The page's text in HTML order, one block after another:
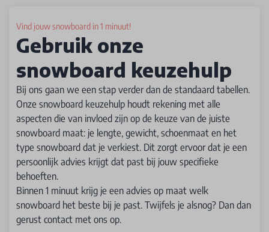
Vind jouw snowboard in 1 minuut!
Gebruik onze
snowboard keuzehulp
Bij ons gaan we een stap verder dan de standaard tabellen.
Onze snowboard keuzehulp houdt rekening met alle
aspecten die van invloed zijn op de keuze van de juiste
snowboard maat: je lengte, gewicht, schoenmaat en het
type snowboard dat je verkiest. Dit zorgt ervoor dat je een
persoonlijk advies krijgt dat past bij jouw specifieke
behoeften.
Binnen 1 minuut krijg je een advies op maat welk
snowboard het beste bij je past. Twijfels je alsnog? Dan dan
gerust contact met ons op.